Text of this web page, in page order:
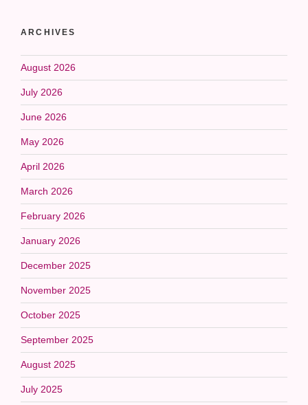
ARCHIVES
August 2026
July 2026
June 2026
May 2026
April 2026
March 2026
February 2026
January 2026
December 2025
November 2025
October 2025
September 2025
August 2025
July 2025